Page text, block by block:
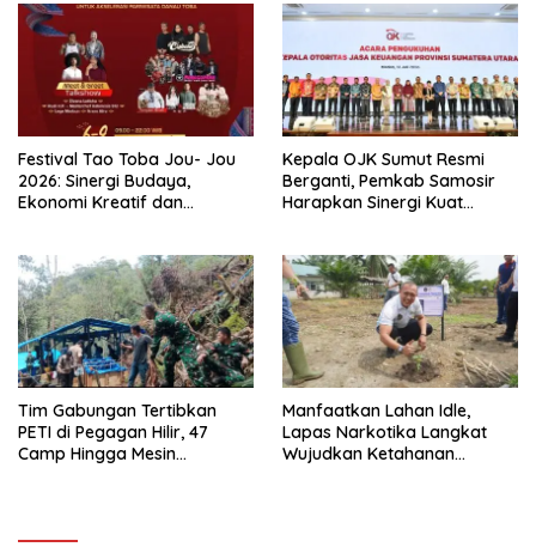
Festival Tao Toba Jou- Jou
2026: Sinergi Budaya,
Ekonomi Kreatif dan
Kepala OJK Sumut Resmi
Berganti, Pemkab Samosir
Harapkan Sinergi Kuat
Tim Gabungan Tertibkan
PETI di Pegagan Hilir, 47
Camp Hingga Mesin
Manfaatkan Lahan Idle,
Lapas Narkotika Langkat
Wujudkan Ketahanan